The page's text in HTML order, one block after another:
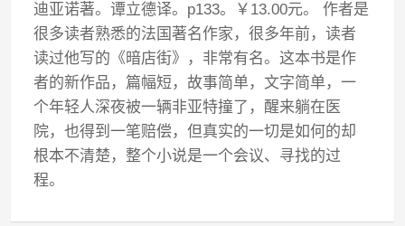
迪亚诺著。谭立德译。p133。￥13.00元。 作者是
很多读者熟悉的法国著名作家，很多年前，读者
读过他写的《暗店街》，非常有名。这本书是作
者的新作品，篇幅短，故事简单，文字简单，一
个年轻人深夜被一辆非亚特撞了，醒来躺在医
院，也得到一笔赔偿，但真实的一切是如何的却
根本不清楚，整个小说是一个会议、寻找的过
程。